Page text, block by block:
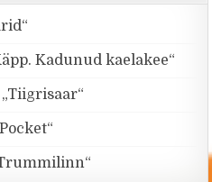
Kadunud kaelakee“